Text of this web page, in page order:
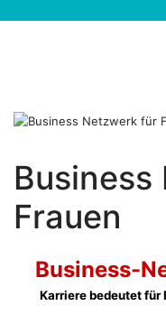
Frauen
Business-
Karriere bedeutet für